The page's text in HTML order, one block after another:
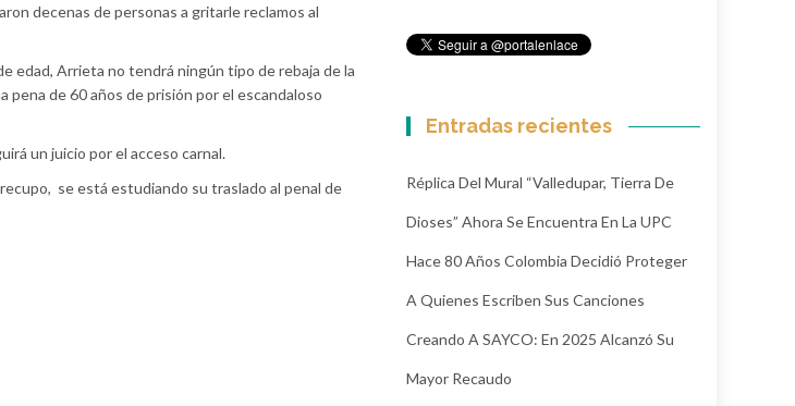
decenas de personas a gritarle reclamos al
edad, Arrieta no tendrá ningún tipo de rebaja de la
pena de 60 años de prisión por el escandaloso
un juicio por el acceso carnal.
se está estudiando su traslado al penal de
Entradas recientes
Réplica Del Mural “Valledupar, Tierra De
Dioses” Ahora Se Encuentra En La UPC
Hace 80 Años Colombia Decidió Proteger
A Quienes Escriben Sus Canciones
Creando A SAYCO: En 2025 Alcanzó Su
Mayor Recaudo